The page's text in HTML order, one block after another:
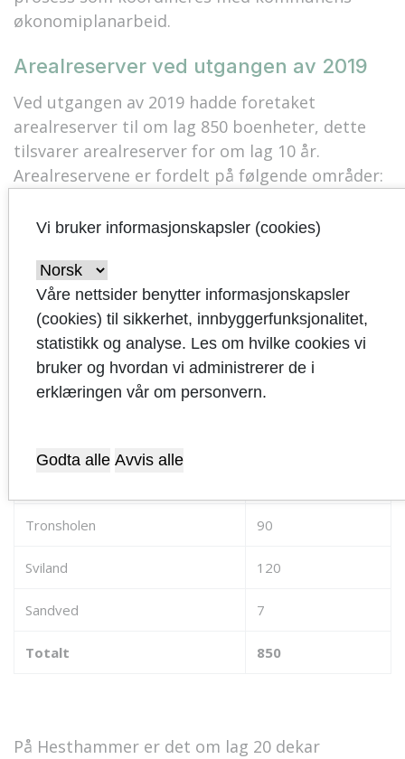
økonomiplanarbeid.
Arealreserver ved utgangen av 2019
Ved utgangen av 2019 hadde foretaket
arealreserver til om lag 850 boenheter, dette
tilsvarer arealreserver for om lag 10 år.
Arealreservene er fordelt på følgende områder:
Område Antall
Kleivane
Hommersåk 250
Bogafjell 36
Tronsholen 90
Sviland 120
Sandved 7
Totalt 850
På Hesthammer er det om lag 20 dekar
Vi bruker informasjonskapsler (cookies)
Våre nettsider benytter informasjonskapsler
(cookies) til sikkerhet, innbyggerfunksjonalitet,
statistikk og analyse. Les om hvilke cookies vi
bruker og hvordan vi administrerer de i
erklæringen vår om personvern.
Godta alle Avvis alle